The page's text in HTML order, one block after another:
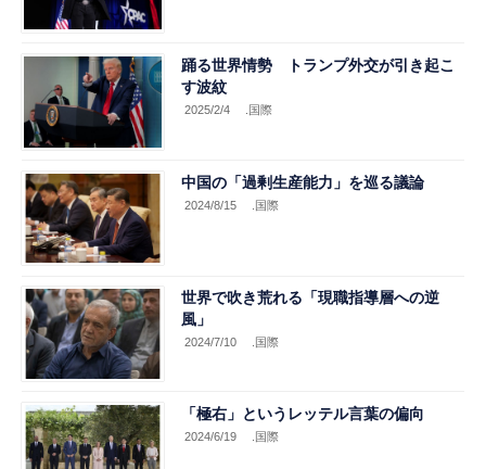
踊る世界情勢 トランプ外交が引き起こ
す波紋
2025/2/4 .国際
中国の「過剰生産能力」を巡る議論
2024/8/15 .国際
世界で吹き荒れる「現職指導層への逆
風」
2024/7/10 .国際
「極右」というレッテル言葉の偏向
2024/6/19 .国際